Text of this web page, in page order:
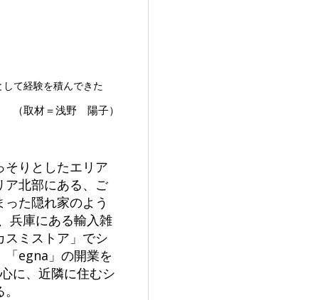
て経験を積んできた
（取材＝浅野 陽子）
りとしたエリア
ア北部にある、ご
た隠れ家のよう
兵庫にある輸入雑
ミストア」でシ
「egna」の開業を
に、近隣に住むシ